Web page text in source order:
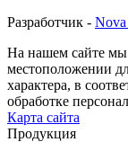
Разработчик - Nova
На нашем сайте мы
местоположении
характера, в
обработке
Карта сайта
Продукция